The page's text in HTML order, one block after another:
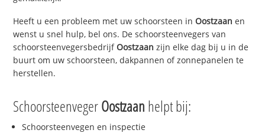
Heeft u een probleem met uw schoorsteen inOostzaan en
wenst u snel hulp, bel ons. De schoorsteenvegers van
schoorsteenvegersbedrijfOostzaan zijn elke dag bij u in de
buurt om uw schoorsteen, dakpannen of zonnepanelen te
herstellen.
SchoorsteenvegerOostzaan helpt bij:
Schoorsteenvegen en inspectie